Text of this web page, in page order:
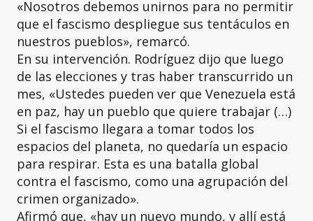
«Nosotros debemos unirnos para no permitir
que el fascismo despliegue sus tentáculos en
nuestros pueblos», remarcó.
En su intervención. Rodríguez dijo que luego
de las elecciones y tras haber transcurrido un
mes, «Ustedes pueden ver que Venezuela está
en paz, hay un pueblo que quiere trabajar (…)
Si el fascismo llegara a tomar todos los
espacios del planeta, no quedaría un espacio
para respirar. Esta es una batalla global
contra el fascismo, como una agrupación del
crimen organizado».
Afirmó que, «hay un nuevo mundo, y allí está